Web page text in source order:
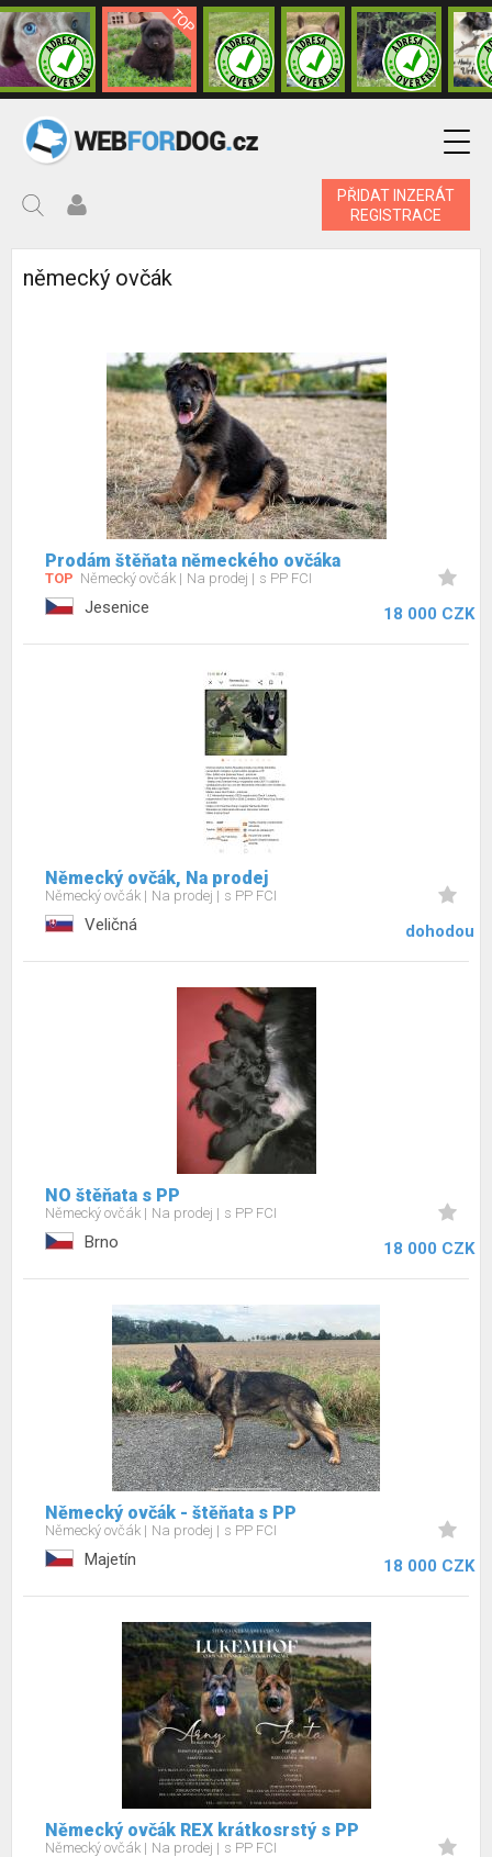
PŘIDAT INZERÁT
REGISTRACE
německý ovčák
Prodám štěňata německého ovčáka
TOP Německý ovčák Na prodej s PP FCI
Jesenice 18 000 CZK
Německý ovčák, Na prodej
Německý ovčák Na prodej s PP FCI
Veličná dohodou
NO štěňata s PP
Německý ovčák Na prodej s PP FCI
Brno 18 000 CZK
Německý ovčák - štěňata s PP
Německý ovčák Na prodej s PP FCI
Majetín 18 000 CZK
Německý ovčák REX krátkosrstý s PP
Německý ovčák Na prodej s PP FCI